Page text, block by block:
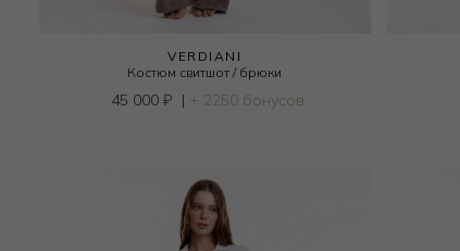
VERDIANI
Костюм свитшот / брюки
45 000 ₽ | + 2250 бонусов